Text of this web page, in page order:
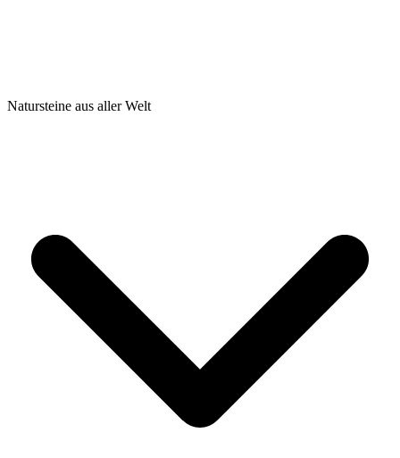
Natursteine aus aller Welt